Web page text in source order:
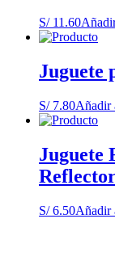
S/11.60
Juguete
S/7.80Añadir
Juguete
S/6.50Añadir